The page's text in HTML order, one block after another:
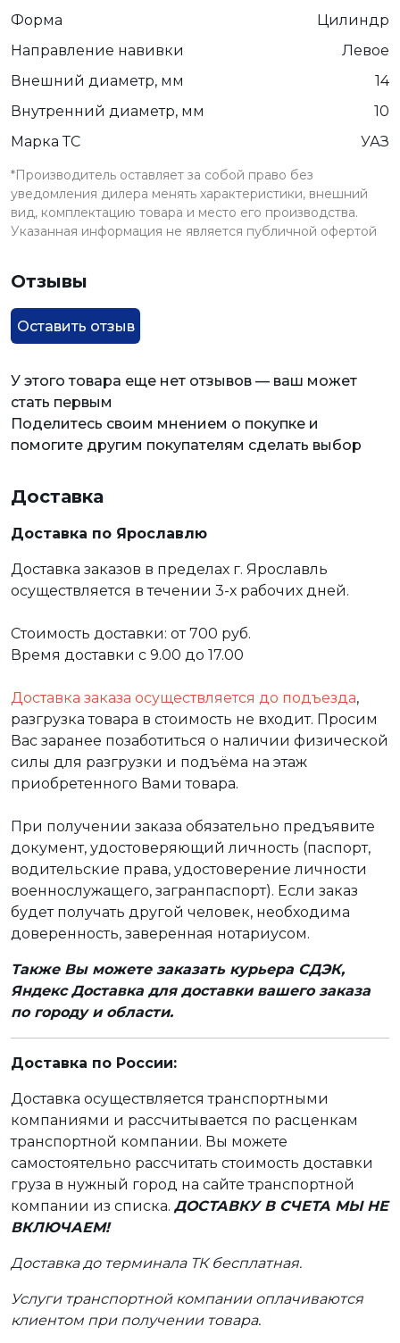
Форма
Цилиндр
Направление навивки
Левое
Внешний диаметр, мм
14
Внутренний диаметр, мм
10
Марка ТС
УАЗ
*Производитель оставляет за собой право без
уведомления дилера менять характеристики, внешний
вид, комплектацию товара и место его производства.
Указанная информация не является публичной офертой
Отзывы
Оставить отзыв
У этого товара еще нет отзывов — ваш может
стать первым
Поделитесь своим мнением о покупке и
помогите другим покупателям сделать выбор
Доставка
Доставка по Ярославлю
Доставка заказов в пределах г. Ярославль
осуществляется в течении 3-х рабочих дней.
Стоимость доставки: от 700 руб.
Время доставки с 9.00 до 17.00
Доставка заказа осуществляется до подъезда,
разгрузка товара в стоимость не входит. Просим
Вас заранее позаботиться о наличии физической
силы для разгрузки и подъёма на этаж
приобретенного Вами товара.
При получении заказа обязательно предъявите
документ, удостоверяющий личность (паспорт,
водительские права, удостоверение личности
военнослужащего, загранпаспорт). Если заказ
будет получать другой человек, необходима
доверенность, заверенная нотариусом.
Также Вы можете заказать курьера СДЭК,
Яндекс Доставка для доставки вашего заказа
по городу и области.
Доставка по России:
Доставка осуществляется транспортными
компаниями и рассчитывается по расценкам
транспортной компании. Вы можете
самостоятельно рассчитать стоимость доставки
груза в нужный город на сайте транспортной
компании из списка. ДОСТАВКУ В СЧЕТА МЫ НЕ
ВКЛЮЧАЕМ!
Доставка до терминала ТК бесплатная.
Услуги транспортной компании оплачиваются
клиентом при получении товара.